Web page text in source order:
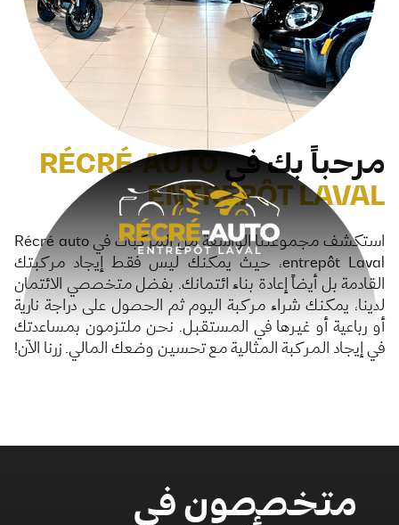
مرحباً بك فيRÉCRÉ-AUTO
ENTREPÔT LAVAL
استكشف مجموعتنا الواسعة من المركبات في Récré auto
entrepôt Laval، حيث يمكنك ليس فقط إيجاد مركبتك
القادمة بل أيضاً إعادة بناء ائتمانك. بفضل متخصصي الائتمان
لدينا، يمكنك شراء مركبة اليوم ثم الحصول على دراجة نارية
أو رباعية أو غيرها في المستقبل. نحن ملتزمون بمساعدتك
في إيجاد المركبة المثالية مع تحسين وضعك المالي. زرنا الآن!
متخصصون في